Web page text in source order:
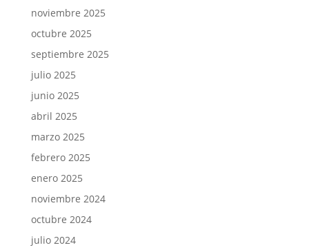
noviembre 2025
octubre 2025
septiembre 2025
julio 2025
junio 2025
abril 2025
marzo 2025
febrero 2025
enero 2025
noviembre 2024
octubre 2024
julio 2024